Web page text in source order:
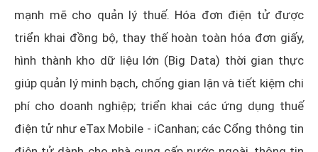
mạnh mẽ cho quản lý thuế. Hóa đơn điện tử được
triển khai đồng bộ, thay thế hoàn toàn hóa đơn giấy,
hình thành kho dữ liệu lớn (Big Data) thời gian thực
giúp quản lý minh bạch, chống gian lận và tiết kiệm chi
phí cho doanh nghiệp; triển khai các ứng dụng thuế
điện tử như eTax Mobile - iCanhan; các Cổng thông tin